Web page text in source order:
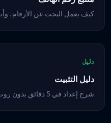
كيف يعمل البحث عن الأرقام، وأين
دليل
دليل التثبيت
شرح إعداد في 5 دقائق بدون روت لأي هاتف أندرويد.